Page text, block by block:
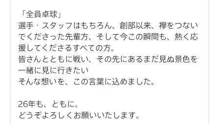
「全員卓球」
選手・スタッフはもちろん、創部以来、襷をつない
でくださった先輩方、そして今この瞬間も、熱く応
援してくださるすべての方。
皆さんとともに戦い、その先にあるまだ見ぬ景色を
一緒に見に行きたい
そんな想いを、この言葉に込めました。
26年も、ともに。
どうぞよろしくお願いいたします。